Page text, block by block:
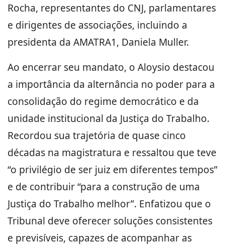
Rocha, representantes do CNJ, parlamentares
e dirigentes de associações, incluindo a
presidenta da AMATRA1, Daniela Muller.
Ao encerrar seu mandato, o Aloysio destacou
a importância da alternância no poder para a
consolidação do regime democrático e da
unidade institucional da Justiça do Trabalho.
Recordou sua trajetória de quase cinco
décadas na magistratura e ressaltou que teve
“o privilégio de ser juiz em diferentes tempos”
e de contribuir “para a construção de uma
Justiça do Trabalho melhor”. Enfatizou que o
Tribunal deve oferecer soluções consistentes
e previsíveis, capazes de acompanhar as